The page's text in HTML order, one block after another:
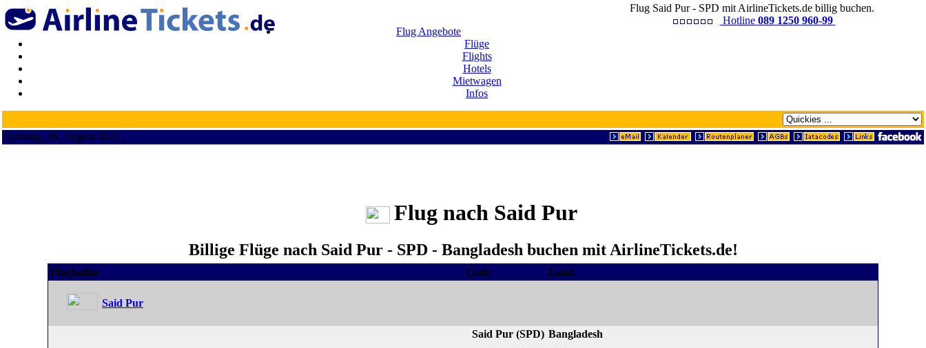
Flug Said Pur - SPD mit AirlineTickets.de billig buchen.
Hotline 089 1250 960-99
Flug Angebote
Flüge
Flights
Hotels
Mietwagen
Infos
Samstag, 08. August 2026 ¦
Flug nach Said Pur
Billige Flüge nach Said Pur - SPD - Bangladesh buchen mit AirlineTickets.de!
Flughafen Code Land
Said Pur
Said Pur (SPD) Bangladesh